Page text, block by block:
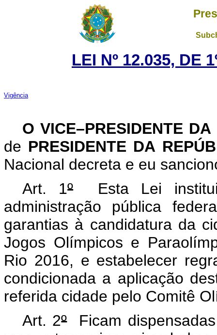
LEI Nº 12.035, DE
Vigência
O VICE–PRESIDENTE
de PRESIDENTE DA
Nacional decreta e eu
Art. 1ºEsta Lei institui
administração pública
garantias à candidatura da
Jogos Olímpicos e
Rio 2016, e estabelecer
condicionada a aplicação
referida cidade pelo Comitê
Art. 2ºFicam